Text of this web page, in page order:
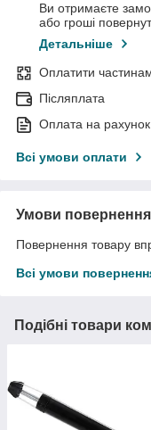
Ви отримаєте
або гроші
Детальніше
Оплатити
Післяплата
Оплата на рахунок
Всі умови оплати
Умови повернення
Повернення товару
Всі умови
Подібні товари